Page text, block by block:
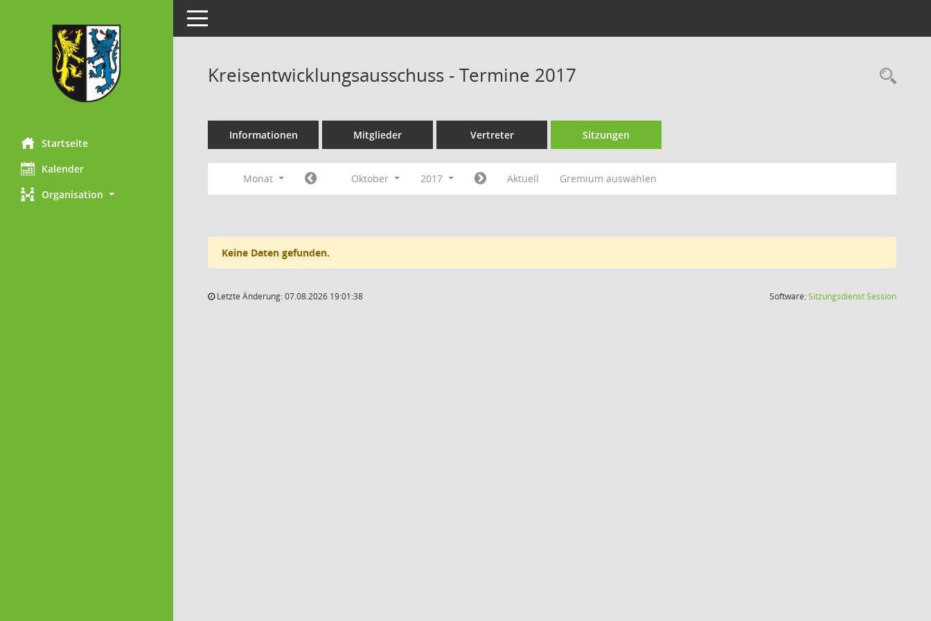
Startseite
Kalender
Organisation
Toggle navigation
Kreisentwicklungsausschuss - Termine 2017
Informationen Mitglieder Vertreter Sitzungen
Monat Oktober 2017 Aktuell Gremium auswählen
Keine Daten gefunden.
Letzte Änderung: 07.08.2026 19:01:38 Software:SitzungsdienstSession(Wird in